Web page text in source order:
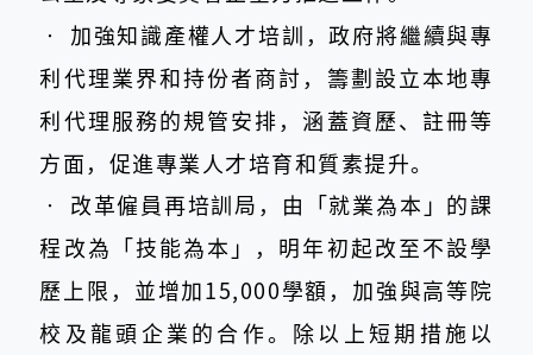
‧ 加強知識產權人才培訓，政府將繼續與專
利代理業界和持份者商討，籌劃設立本地專
利代理服務的規管安排，涵蓋資歷、註冊等
方面，促進專業人才培育和質素提升。
‧ 改革僱員再培訓局，由「就業為本」的課
程改為「技能為本」，明年初起改至不設學
歷上限，並增加15,000學額，加強與高等院
校及龍頭企業的合作。除以上短期措施以